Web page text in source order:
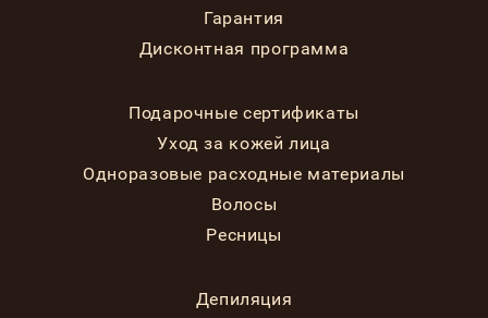
Гарантия
Дисконтная программа
Подарочные сертификаты
Уход за кожей лица
Одноразовые расходные материалы
Волосы
Ресницы
Депиляция